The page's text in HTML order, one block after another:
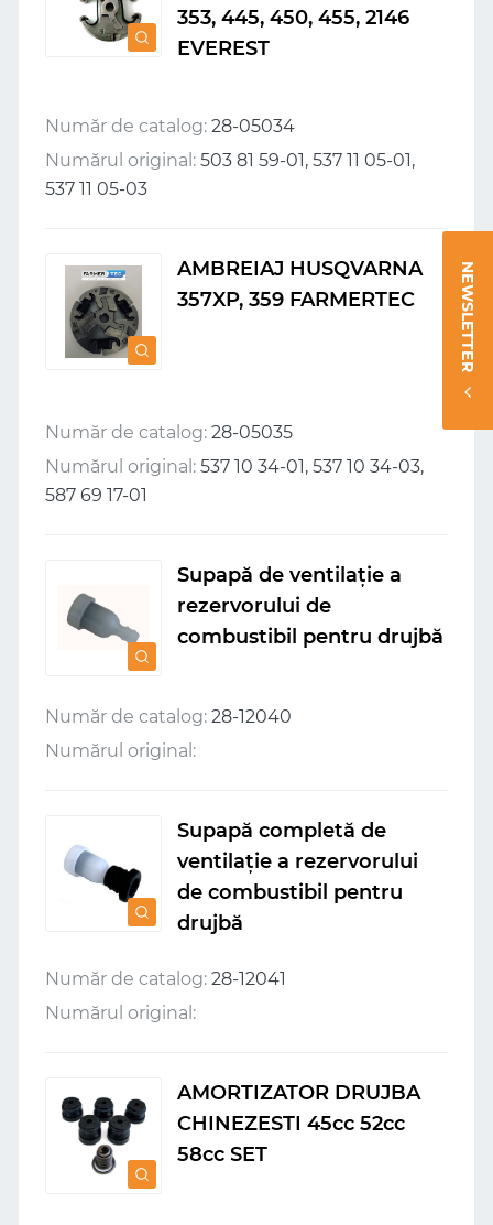
353, 445, 450, 455, 2146
EVEREST
Număr de catalog: 28-05034
Numărul original: 503 81 59-01, 537 11 05-01,
537 11 05-03
AMBREIAJ HUSQVARNA
357XP, 359 FARMERTEC
Număr de catalog: 28-05035
Numărul original: 537 10 34-01, 537 10 34-03,
587 69 17-01
Supapă de ventilație a
rezervorului de
combustibil pentru drujbă
Număr de catalog: 28-12040
Numărul original:
Supapă completă de
ventilație a rezervorului
de combustibil pentru
drujbă
Număr de catalog: 28-12041
Numărul original:
AMORTIZATOR DRUJBA
CHINEZESTI 45cc 52cc
58cc SET
NEWSLETTER